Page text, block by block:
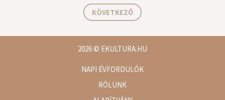
KÖVETKEZŐ
2026© EKULTURA.HU
NAPI ÉVFORDULÓK
RÓLUNK